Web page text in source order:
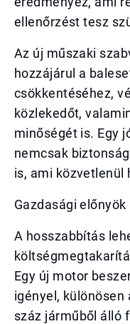
ellenőrzést tesz
Az új műszaki
hozzájárul a
csökkentéséhez,
közlekedőt,
minőségét is. Egy
nemcsak
is, ami közvetlenül
Gazdasági
A hosszabbítás
Egy új motor
igényel, különösen
száz járműből álló